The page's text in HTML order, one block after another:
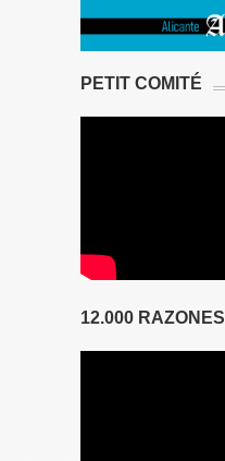
PETIT COMITÉ
12.000 RAZONES